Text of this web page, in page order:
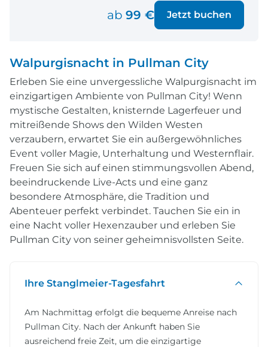
ab 99 € Jetzt buchen
Walpurgisnacht in Pullman City
Erleben Sie eine unvergessliche Walpurgisnacht im
einzigartigen Ambiente von Pullman City! Wenn
mystische Gestalten, knisternde Lagerfeuer und
mitreißende Shows den Wilden Westen
verzaubern, erwartet Sie ein außergewöhnliches
Event voller Magie, Unterhaltung und Westernflair.
Freuen Sie sich auf einen stimmungsvollen Abend,
beeindruckende Live-Acts und eine ganz
besondere Atmosphäre, die Tradition und
Abenteuer perfekt verbindet. Tauchen Sie ein in
eine Nacht voller Hexenzauber und erleben Sie
Pullman City von seiner geheimnisvollsten Seite.
Ihre Stanglmeier-Tagesfahrt
Am Nachmittag erfolgt die bequeme Anreise nach
Pullman City. Nach der Ankunft haben Sie
ausreichend freie Zeit, um die einzigartige